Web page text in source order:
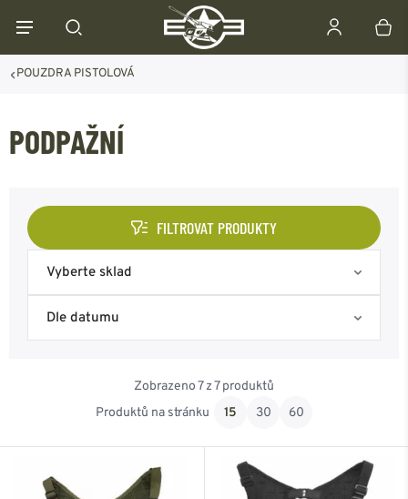
POUZDRA PISTOLOVÁ
PODPAŽNÍ
Vyberte sklad
Skladem na eshopu
Skladem Ostrava
Od nejnovějšího
Od nejlevnějšího
Od nejdražšího
Dle datumu
FILTROVAT PRODUKTY
Zobrazeno 7 z 7 produktů
Produktů na stránku
15 30 60